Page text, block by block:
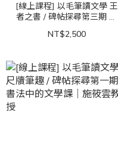
[線上課程] 以毛筆讀文學 王
者之書 / 碑帖探尋第三期 書
法中的文學課｜施筱雲教授
梁惠生女士分享
NT$2,500